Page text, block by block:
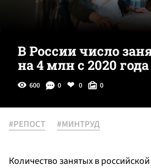
В России число
на 4 млн с 2020 года
600 0 0 0
#РЕПОСТ #МИНТРУД
Количество занятых в